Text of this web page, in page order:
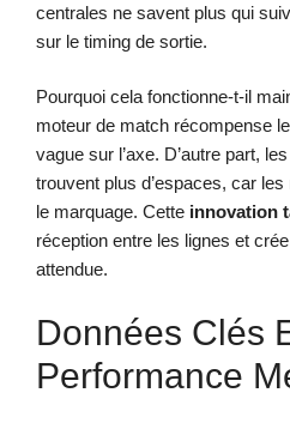
centrales ne savent plus qui
sur le timing de sortie.
Pourquoi cela fonctionne-t-il
moteur de match récompense
vague sur l’axe. D’autre part,
trouvent plus d’espaces, car
le marquage. Cette innovation
réception entre les lignes et
attendue.
Données Clés
Performance